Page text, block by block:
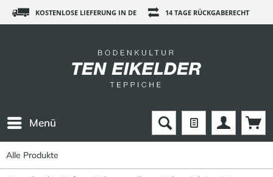
KOSTENLOSE LIEFERUNG IN DE 14 TAGE RÜCKGABERECHT
Menü
Alle Produkte